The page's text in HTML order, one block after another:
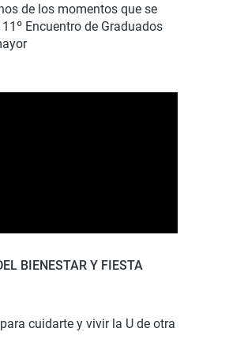
de los momentos que se
Encuentro de Graduados
BIENESTAR Y FIESTA
cuidarte y vivir la U de otra